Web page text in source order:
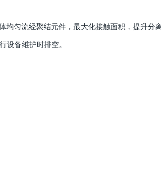
匀流经聚结元件，最大化接触面积，提升分离
备维护时排空。